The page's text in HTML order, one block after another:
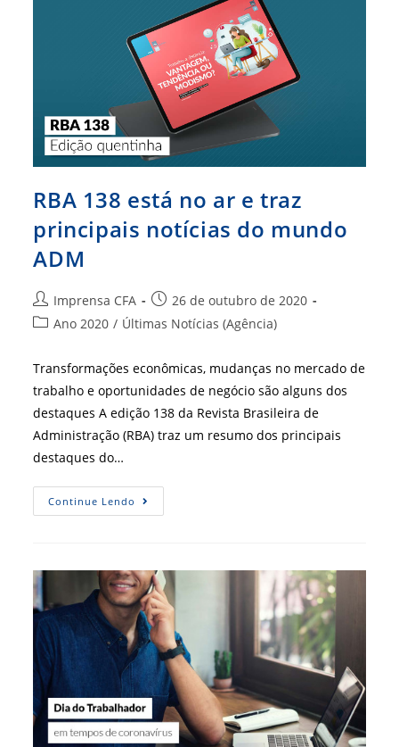
Realidade
No
País
RBA 138 está no ar e traz
principais notícias do mundo
ADM
Autor
do
Imprensa CFA
Post
publicado:
26 de outubro de 2020
Categoria
Ano 2020 / Últimas Notícias (Agência)
Transformações econômicas, mudanças no mercado de
trabalho e oportunidades de negócio são alguns dos
destaques A edição 138 da Revista Brasileira de
Administração (RBA) traz um resumo dos principais
destaques do…
Continue Lendo RBA
138
Traz
Principais
Notícias
Do
Mundo
ADM